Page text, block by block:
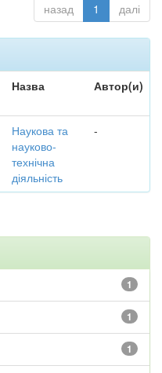
назад 1 далі
Назва Автор(и)
Наукова та
науково-
технічна
діяльність
-
1
1
1